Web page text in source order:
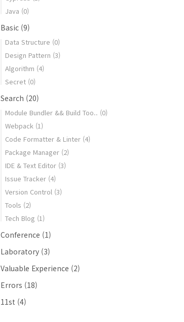
Java (0)
Basic (9)
Data Structure (0)
Design Pattern (3)
Algorithm (4)
Secret (0)
Search (20)
Module Bundler && Build Too.. (0)
Webpack (1)
Code Formatter & Linter (4)
Package Manager (2)
IDE & Text Editor (3)
Issue Tracker (4)
Version Control (3)
Tools (2)
Tech Blog (1)
Conference (1)
Laboratory (3)
Valuable Experience (2)
Errors (18)
11st (4)